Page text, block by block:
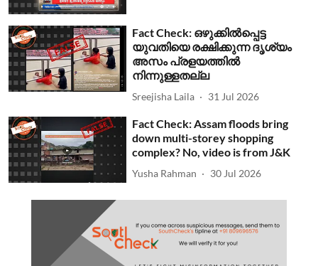
Fact Check: ഒഴുക്കില്‍പ്പെട്ട
യുവതിയെ രക്ഷിക്കുന്ന ദൃശ്യം
അസം പ്രളയത്തില്‍
നിന്നുള്ളതല്ല
Sreejisha Laila 31 Jul 2026
Fact Check: Assam floods bring
down multi-storey shopping
complex? No, video is from J&K
Yusha Rahman 30 Jul 2026